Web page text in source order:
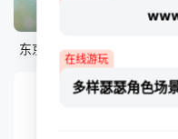
东京猫猫 NEW～♡
在线游玩
多样瑟瑟角色场